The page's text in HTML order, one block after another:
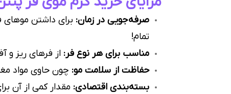
صرفه‌جویی در زمان: برای داشتن موهای
تمام!
مناسب برای هر نوع فر: از فرهای ریز و
حفاظت از سلامت مو: چون حاوی مواد
بسته‌بندی اقتصادی: مقدار کمی از آن